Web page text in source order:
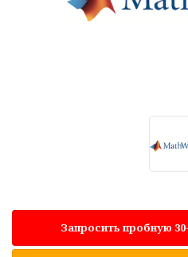
Запросить пробную